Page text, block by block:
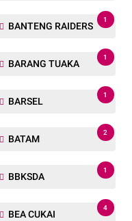
BANTENG RAIDERS
1
BARANG TUAKA
1
BARSEL
1
BATAM
2
BBKSDA
1
BEA CUKAI
4